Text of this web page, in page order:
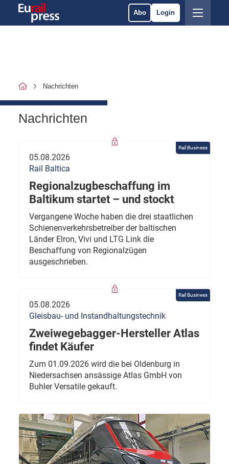
Abo Login
Nachrichten
Nachrichten
Rail Business
05.08.2026
Rail Baltica
Regionalzugbeschaffung im
Baltikum startet – und stockt
Vergangene Woche haben die drei staatlichen
Schienenverkehrsbetreiber der baltischen
Länder Elron, Vivi und LTG Link die
Beschaffung von Regionalzügen
ausgeschrieben.
Rail Business
05.08.2026
Gleisbau- und Instandhaltungstechnik
Zweiwegebagger-Hersteller Atlas
findet Käufer
Zum 01.09.2026 wird die bei Oldenburg in
Niedersachsen ansässige Atlas GmbH von
Buhler Versatile gekauft.